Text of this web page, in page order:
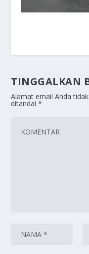
TINGGALKAN
Alamat email Anda
ditandai*